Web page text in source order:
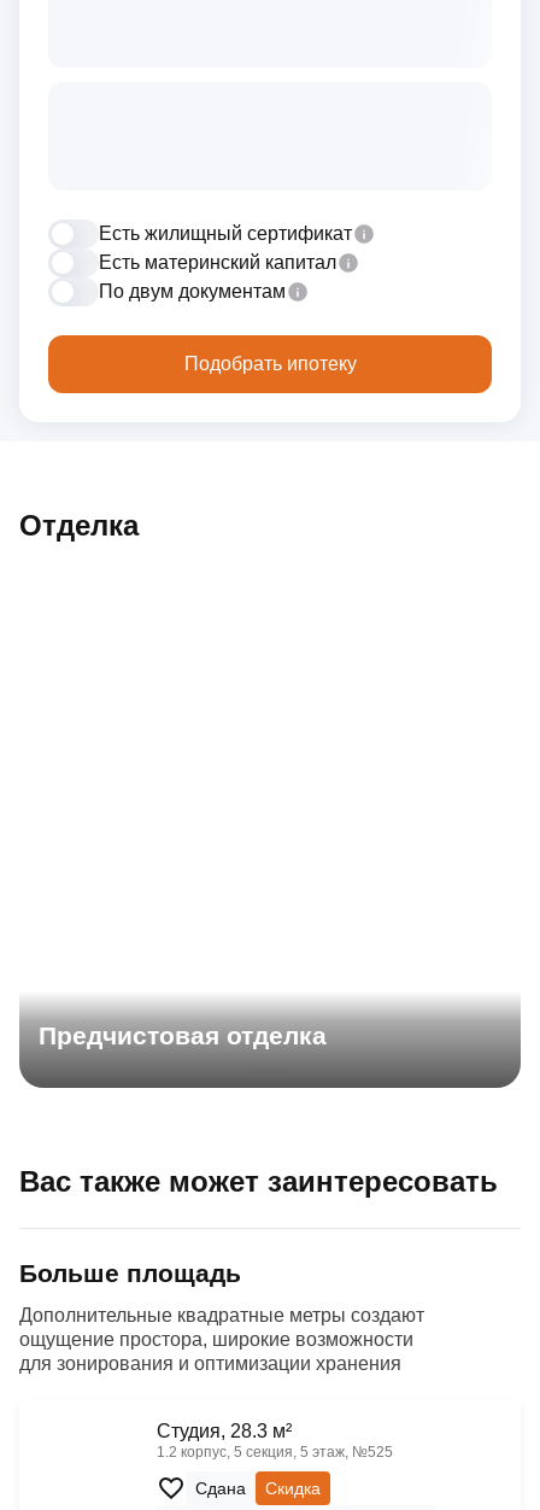
Есть жилищный сертификат
Есть материнский капитал
По двум документам
Подобрать ипотеку
Отделка
Предчистовая отделка
Вас также может заинтересовать
Больше площадь
Дополнительные квадратные метры создают
ощущение простора, широкие возможности
для зонирования и оптимизации хранения
Cтудия, 28.3 м²
1.2 корпус, 5 секция, 5 этаж, №525
Сдана
Скидка